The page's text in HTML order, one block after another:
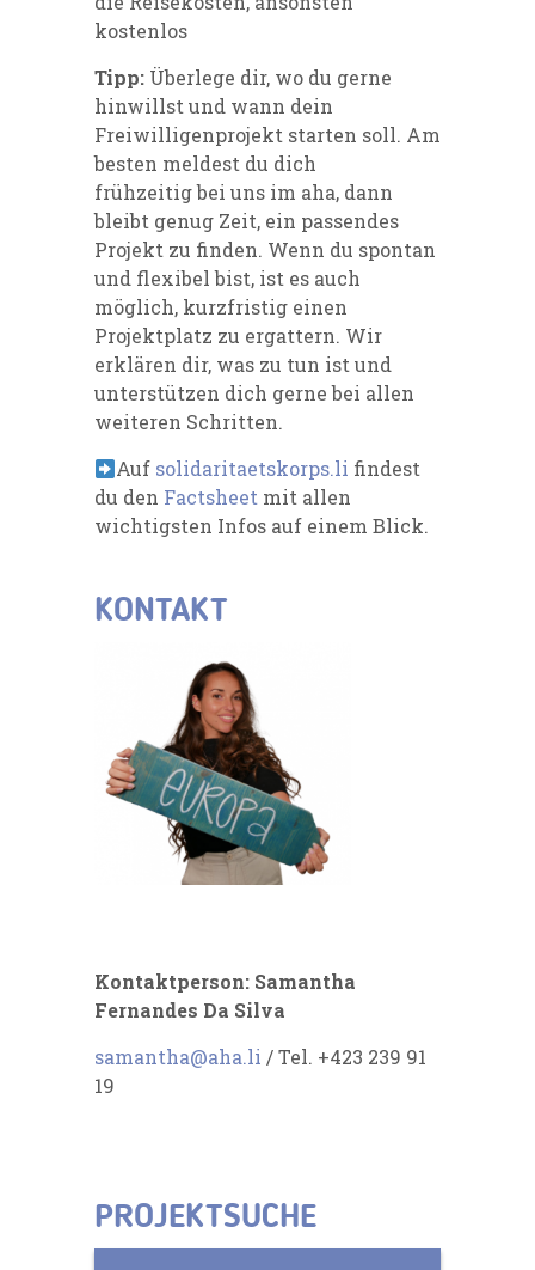
kostenlos
Tipp: Überlege dir, wo du gerne
hinwillst und wann dein
Freiwilligenprojekt starten soll. Am
besten meldest du dich
frühzeitig bei uns im aha, dann
bleibt genug Zeit, ein passendes
Projekt zu finden. Wenn du spontan
und flexibel bist, ist es auch
möglich, kurzfristig einen
Projektplatz zu ergattern. Wir
erklären dir, was zu tun ist und
unterstützen dich gerne bei allen
weiteren Schritten.
Auf solidaritaetskorps.li findest
du den Factsheet mit allen
wichtigsten Infos auf einem Blick.
KONTAKT
Kontaktperson: Samantha
Fernandes Da Silva
samantha@aha.li / Tel. +423 239 91
19
PROJEKTSUCHE